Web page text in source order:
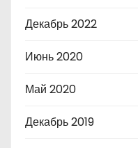
Декабрь 2022
Июнь 2020
Май 2020
Декабрь 2019